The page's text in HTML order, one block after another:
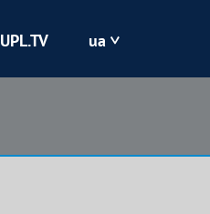
Кривбас
UPL.TV ua